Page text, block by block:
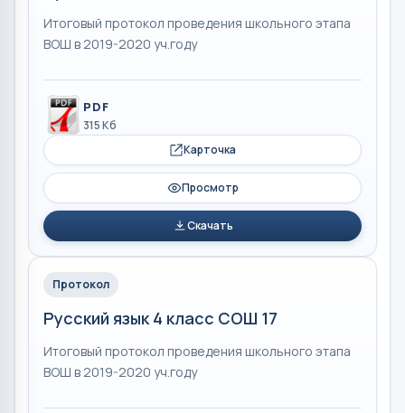
Итоговый протокол проведения школьного этапа
ВОШ в 2019-2020 уч.году
PDF
315 Кб
Карточка
Просмотр
Скачать
Протокол
Русский язык 4 класс СОШ 17
Итоговый протокол проведения школьного этапа
ВОШ в 2019-2020 уч.году